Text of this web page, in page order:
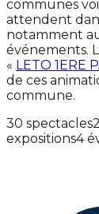
communes
attendent
notamment
événements.
« LETO 1ERE
de ces
commune.
30 spectacles
expositions4